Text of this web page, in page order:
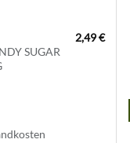
SUGAR
2,49€